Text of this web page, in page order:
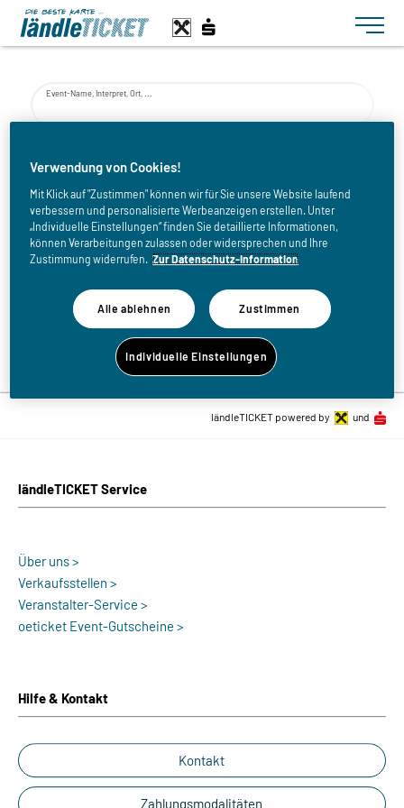
Toggle
Event-Name, Interpret, Ort, ...
bis
Zurück zur Eventliste
ländleTICKET Service
Über uns >
Verkaufsstellen >
Veranstalter-Service >
oeticket Event-Gutscheine >
Hilfe & Kontakt
Kontakt
Zahlungsmodalitäten
ländleTICKET powered by und
Verwendung von Cookies!
Mit Klick auf "Zustimmen" können wir für Sie unsere Website laufend
verbessern und personalisierte Werbeanzeigen erstellen. Unter
„Individuelle Einstellungen“ finden Sie detaillierte Informationen,
können Verarbeitungen zulassen oder widersprechen und Ihre
Zustimmung widerrufen. Zur Datenschutz-Information
Alle ablehnen Zustimmen
Individuelle Einstellungen